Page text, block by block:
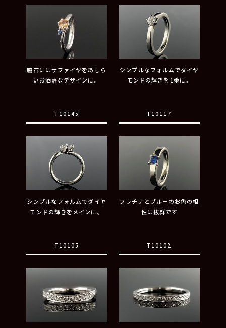
脇石にはサファイヤをあしら
いお洒落なデザインに。
T10145
シンプルなフォルムでダイヤ
モンドの輝きを1番に。
T10117
シンプルなフォルムでダイヤ
モンドの輝きをメインに。
T10105
プラチナとブルーのお色の相
性は抜群です
T10102